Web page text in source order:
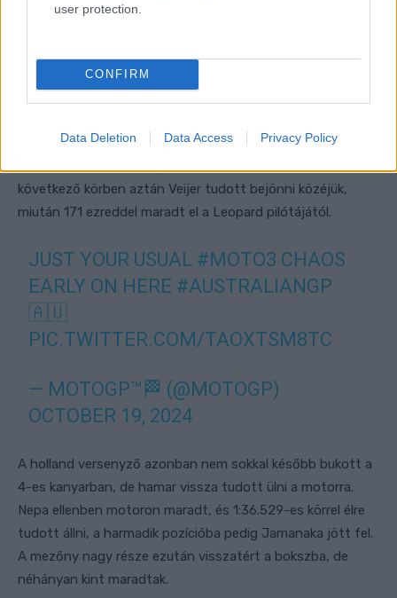
user protection.
CONFIRM
Data Deletion Data Access Privacy Policy
— MOTOGP™🏁 (@MOTOGP)
kezdett, aminél csak Fernández volt gyorsabb az első
következő körben aztán Veijer tudott bejönni közéjük,
miután 171 ezreddel maradt el a Leopard pilótájától.
JUST YOUR USUAL #MOTO3 CHAOS
EARLY ON HERE #AUSTRALIANGP
🇦🇺
PIC.TWITTER.COM/TAOXTSM8TC
— MOTOGP™🏁 (@MOTOGP)
OCTOBER 19, 2024
A holland versenyző azonban nem sokkal később bukott a
4-es kanyarban, de hamar vissza tudott ülni a motorra.
Nepa ellenben motoron maradt, és 1:36.529-es körrel élre
tudott állni, a harmadik pozícióba pedig Jamanaka jött fel.
A mezőny nagy része ezután visszatért a bokszba, de
néhányan kint maradtak.